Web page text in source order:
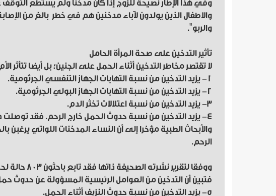
وفي هذا الإطار نصيحة للزوج إذا كان مدخنًا ولم يستطع التوقف
والاطفال الذين يولدون لآباء مدخنين هم في خطر ‏ ‏بالغ من
والربو".‏ ‏
تأثير التدخين على صحة المرأة الحامل
لا تقتصر مخاطر التدخين أثناء الحمل على الجنين؛ بل أيضا تتأثر
1- يزيد التدخين من نسبة التهابات الجهاز التنفسي الجرثومية.
2- يزيد التدخين من نسبة التهابات الجهاز البولي الجرثومية.
3- يزيد التدخين من نسبة اعتلالات تخثر الدم.
4- يزيد التدخين من نسبة حدوث الحمل خارج الرحم. فقد
الرحم.
فتبين أن التدخين من العوامل الرئيسية المسؤولة عن حدوث
5- يزيد التدخين من نسبة حدوث النزيف أثناء الحمل.